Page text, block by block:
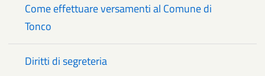
Come effettuare versamenti al Comune di
Tonco
Diritti di segreteria